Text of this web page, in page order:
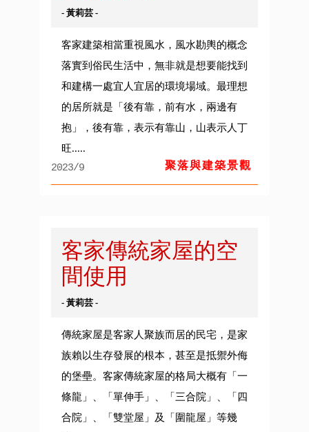
- 黃莉芸 -
客家建築相當重視風水，風水勘輿的概念
落實到俗民生活中，無非就是想要能找到
和建構一處宜人宜居的環境場域。最理想
的居所就是「後有靠，前有水，兩邊有
抱」，後有靠，表示有靠山，山表示人丁
旺.....
2023/9
聚落與建築景觀
客家傳統家屋的空
間使用
- 黃莉芸 -
傳統家屋是客家人聚族而居的民宅，是家
族賴以生存發展的根本，甚至是抵禦外侮
的堡壘。客家傳統家屋的格局大概有「一
條龍」、「單伸手」、「三合院」、「四
合院」、「雙堂屋」及「圍龍屋」等幾